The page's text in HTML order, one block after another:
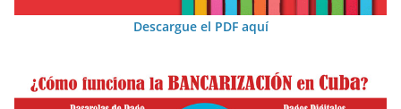
Descargue el PDF aquí